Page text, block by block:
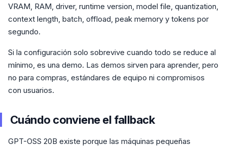
VRAM, RAM, driver, runtime version, model file, quantization,
context length, batch, offload, peak memory y tokens por
segundo.
Si la configuración solo sobrevive cuando todo se reduce al
mínimo, es una demo. Las demos sirven para aprender, pero
no para compras, estándares de equipo ni compromisos
con usuarios.
Cuándo conviene el fallback
GPT-OSS 20B existe porque las máquinas pequeñas